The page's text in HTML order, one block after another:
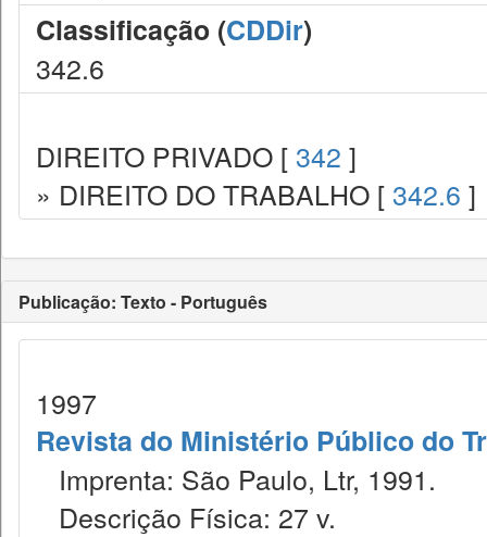
Classificação (CDDir)
342.6
DIREITO PRIVADO [ 342 ]
» DIREITO DO TRABALHO [ 342.6 ]
Publicação: Texto - Português
1997
Revista do Ministério Público do
Imprenta: São Paulo, Ltr, 1991.
Descrição Física: 27 v.